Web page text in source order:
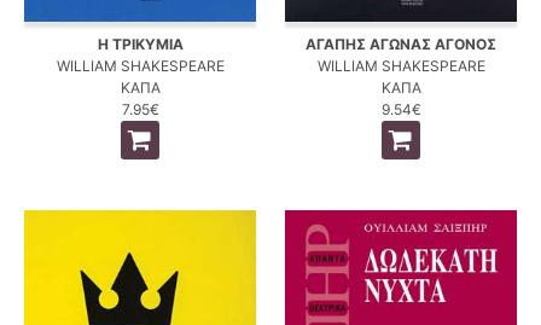
Η ΤΡΙΚΥΜΙΑ
WILLIAM SHAKESPEARE
ΚΑΠΑ
7.95€
ΑΓΑΠΗΣ ΑΓΩΝΑΣ ΑΓΟΝΟΣ
WILLIAM SHAKESPEARE
ΚΑΠΑ
9.54€